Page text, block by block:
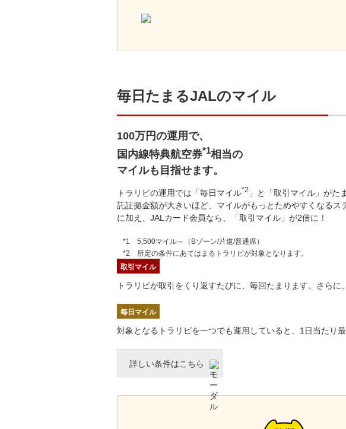
毎日たまるJALのマイル
100万円の運用で、
国内線特典航空券*1相当の
マイルも目指せます。
トラリピの運用では「毎日マイル*2 」と「取引マイル」がた
託証拠金額が大きいほど、マイルがもっとためやすくなるス
に加え、JALカード会員なら、「取引マイル」が2倍に！
5,500マイル～（Bゾーン/片道/普通席）
所定の条件にあてはまるトラリピが対象となります。
取引マイル
トラリピが取引をくり返すたびに、毎回たまります。さら
毎日マイル
対象となるトラリピを一つでも運用していると、1日当たり
詳しい条件はこちら